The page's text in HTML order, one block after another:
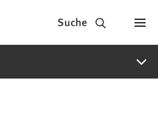
Suche